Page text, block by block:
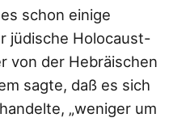
schon einige
jüdische Holocaust-
von der Hebräischen
sagte, daß es sich
„weniger um